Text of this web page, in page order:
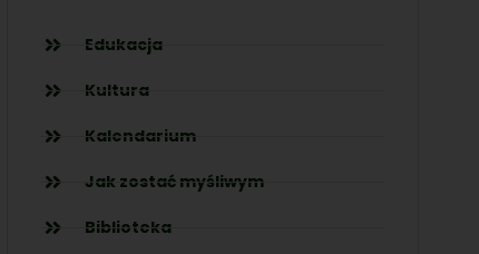
Edukacja
Kultura
Kalendarium
Jak zostać myśliwym
Biblioteka